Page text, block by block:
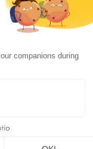
Maestría en